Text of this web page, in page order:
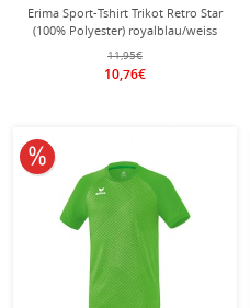
Erima Sport-Tshirt Trikot Retro Star
(100% Polyester) royalblau/weiss
Herren
11,95€
10,76€
10% reduziert